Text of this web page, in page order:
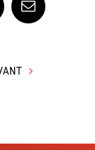
Courriel